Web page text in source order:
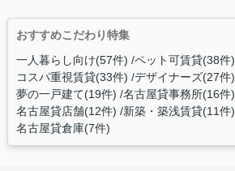
おすすめこだわり特集
一人暮らし向け(57件) ペット可賃貸(38件)
コスパ重視賃貸(33件) デザイナーズ(27件)
夢の一戸建て(19件) 名古屋貸事務所(16件)
名古屋貸店舗(12件) 新築・築浅賃貸(11件)
名古屋貸倉庫(7件)